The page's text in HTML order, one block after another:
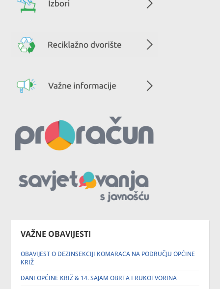
VAŽNE OBAVIJESTI
OBAVIJEST O DEZINSEKCIJI KOMARACA NA PODRUČJU OPĆINE
KRIŽ
DANI OPĆINE KRIŽ & 14. SAJAM OBRTA I RUKOTVORINA